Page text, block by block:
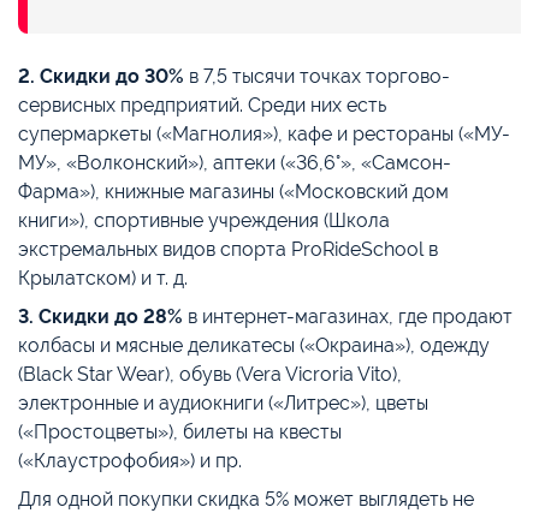
2. Скидки до 30% в 7,5 тысячи точках торгово-
сервисных предприятий. Среди них есть
супермаркеты («Магнолия»), кафе и рестораны («МУ-
МУ», «Волконский»), аптеки («36,6°», «Самсон-
Фарма»), книжные магазины («Московский дом
книги»), спортивные учреждения (Школа
экстремальных видов спорта ProRideSchool в
Крылатском) и т. д.
3. Скидки до 28% в интернет-магазинах, где продают
колбасы и мясные деликатесы («Окраина»), одежду
(Black Star Wear), обувь (Vera Vicroria Vito),
электронные и аудиокниги («Литрес»), цветы
(«Простоцветы»), билеты на квесты
(«Клаустрофобия») и пр.
Для одной покупки скидка 5% может выглядеть не